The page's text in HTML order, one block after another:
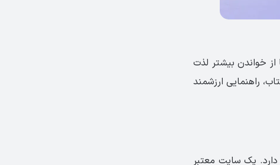
خواندن بیشتر لذت
راهنمایی ارزشمند
دارد. یک سایت معتبر